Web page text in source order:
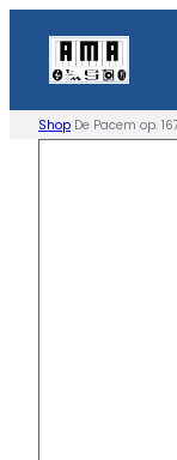
content
Shop De Pacem op.